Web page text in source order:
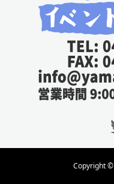
Copyright ©